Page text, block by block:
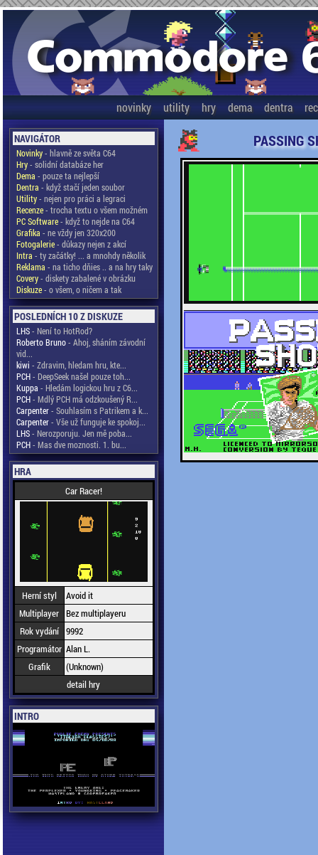
novinky utility hry dema dentra
NAVIGÁTOR
Novinky- hlavně ze světa C64
Hry- solidní databáze her
Dema - pouze ta nejlepší
Dentra - když stačí jeden soubor
Utility- nejen pro práci a legraci
Recenze- trocha textu o všem možném
PC Software- když to nejde na C64
Grafika - ne vždy jen 320x200
Fotogalerie- důkazy nejen z akcí
Intra - ty začátky! ... a mnohdy několik
Reklama - na ticho dňies .. a na hry taky
Covery- diskety zabalené v obrázku
Diskuze- o všem, o ničem a tak
POSLEDNÍCH 10 Z DISKUZE
LHS- Není to HotRod?
Roberto Bruno- Ahoj, sháním závodní
vid...
kiwi - Zdravim, hledam hru, kte...
PCH- DeepSeek našel pouze toh...
Kuppa - Hledám logickou hru z C6...
PCH- Mdlý PCH má odzkoušený R...
Carpenter- Souhlasím s Patrikem a k...
Carpenter- Vše už funguje ke spokoj...
LHS- Nerozporuju. Jen mě poba...
PCH- Mas dve moznosti. 1. bu...
HRA
Car Racer!
Herní styl
Avoid it
Multiplayer Bez multiplayeru
Rok vydání 9992
Programátor Alan L.
Grafik
(Unknown)
detail hry
INTRO
PASSING